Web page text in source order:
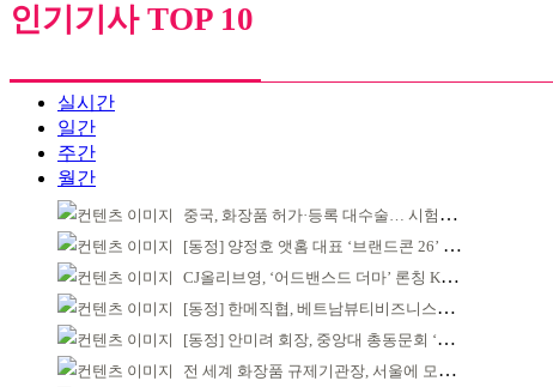
인기기사 TOP 10
실시간
일간
주간
월간
중국, 화장품 허가·등록 대수술… 시험자료 공용 허용
[동정] 양정호 앳홈 대표 ‘브랜드콘 26’ 강연
CJ올리브영, ‘어드밴스드 더마’ 론칭 K더마 육성 박차
[동정] 한메직협, 베트남뷰티비즈니스협회와 MOU
[동정] 안미려 회장, 중앙대 총동문회 ‘명예회원’ 추대
전 세계 화장품 규제기관장, 서울에 모인다